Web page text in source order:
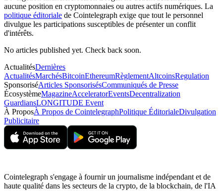
aucune position en cryptomonnaies ou autres actifs numériques. La
politique éditoriale de Cointelegraph exige que tout le personnel
divulgue les participations susceptibles de présenter un conflit
d'intérêts.
No articles published yet. Check back soon.
ActualitésDernières
ActualitésMarchésBitcoinEthereumRèglementAltcoinsRegulation
SponsoriséArticles SponsorisésCommuniqués de Presse
ÉcosystèmeMagazineAcceleratorEventsDecentralization
GuardiansLONGITUDE Event
À ProposÀ Propos de CointelegraphPolitique ÉditorialeDivulgation
Publicitaire
Cointelegraph s'engage à fournir un journalisme indépendant et de
haute qualité dans les secteurs de la crypto, de la blockchain, de l'IA